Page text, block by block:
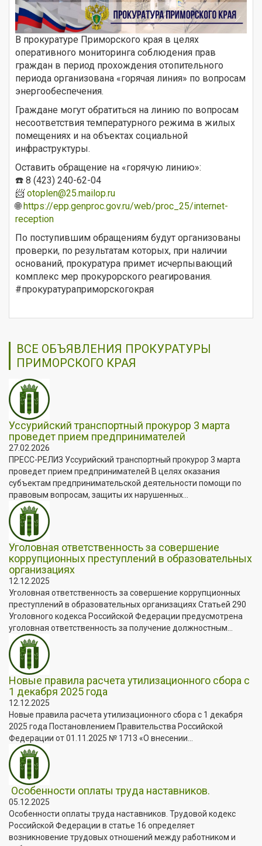
В прокуратуре Приморского края в целях
оперативного мониторинга соблюдения прав
граждан в период прохождения отопительного
периода организована «горячая линия» по вопросам
энергообеспечения.
Граждане могут обратиться на линию по вопросам
несоответствия температурного режима в жилых
помещениях и на объектах социальной
инфраструктуры.
Оставить обращение на «горячую линию»:
☎️ 8 (423) 240-62-04
📨 otoplen@25.mailop.ru
🌐https://epp.genproc.gov.ru/web/proc_25/internet-
reception
По поступившим обращениям будут организованы
проверки, по результатам которых, при наличии
оснований, прокуратура примет исчерпывающий
комплекс мер прокурорского реагирования.
#прокуратураприморскогокрая
ВСЕ ОБЪЯВЛЕНИЯ ПРОКУРАТУРЫ
ПРИМОРСКОГО КРАЯ
Уссурийский транспортный прокурор 3 марта
проведет прием предпринимателей
27.02.2026
ПРЕСС-РЕЛИЗ Уссурийский транспортный прокурор 3 марта
проведет прием предпринимателей В целях оказания
субъектам предпринимательской деятельности помощи по
правовым вопросам, защиты их нарушенных...
Уголовная ответственность за совершение
коррупционных преступлений в образовательных
организациях
12.12.2025
Уголовная ответственность за совершение коррупционных
преступлений в образовательных организациях Статьей 290
Уголовного кодекса Российской Федерации предусмотрена
уголовная ответственность за получение должностным...
Новые правила расчета утилизационного сбора с
1 декабря 2025 года
12.12.2025
Новые правила расчета утилизационного сбора с 1 декабря
2025 года Постановлением Правительства Российской
Федерации от 01.11.2025 № 1713 «О внесении...
Особенности оплаты труда наставников.
05.12.2025
Особенности оплаты труда наставников. Трудовой кодекс
Российской Федерации в статье 16 определяет
возникновение трудовых отношений между работником и